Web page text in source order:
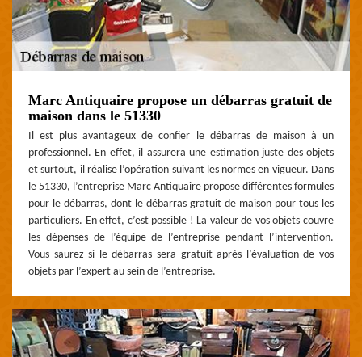
Marc Antiquaire propose un débarras gratuit de
maison dans le 51330
Il est plus avantageux de confier le débarras de maison à un
professionnel. En effet, il assurera une estimation juste des objets
et surtout, il réalise l’opération suivant les normes en vigueur. Dans
le 51330, l’entreprise Marc Antiquaire propose différentes formules
pour le débarras, dont le débarras gratuit de maison pour tous les
particuliers. En effet, c’est possible ! La valeur de vos objets couvre
les dépenses de l’équipe de l’entreprise pendant l’intervention.
Vous saurez si le débarras sera gratuit après l’évaluation de vos
objets par l’expert au sein de l’entreprise.